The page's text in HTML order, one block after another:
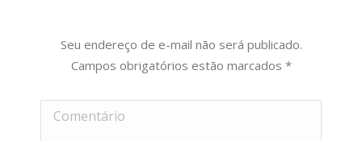
Seu endereço de e-mail não será publicado.
Campos obrigatórios estão marcados *
Comentário